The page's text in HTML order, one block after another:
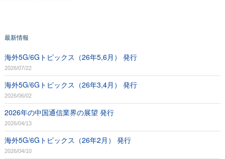
最新情報
海外5G/6Gトピックス（26年5,6月） 発行
2026/07/22
海外5G/6Gトピックス（26年3,4月） 発行
2026/06/02
2026年の中国通信業界の展望 発行
2026/04/13
海外5G/6Gトピックス（26年2月） 発行
2026/04/10